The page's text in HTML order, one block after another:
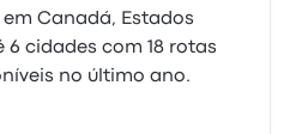
Canadá, Estados
6 cidades com 18 rotas
no último ano.